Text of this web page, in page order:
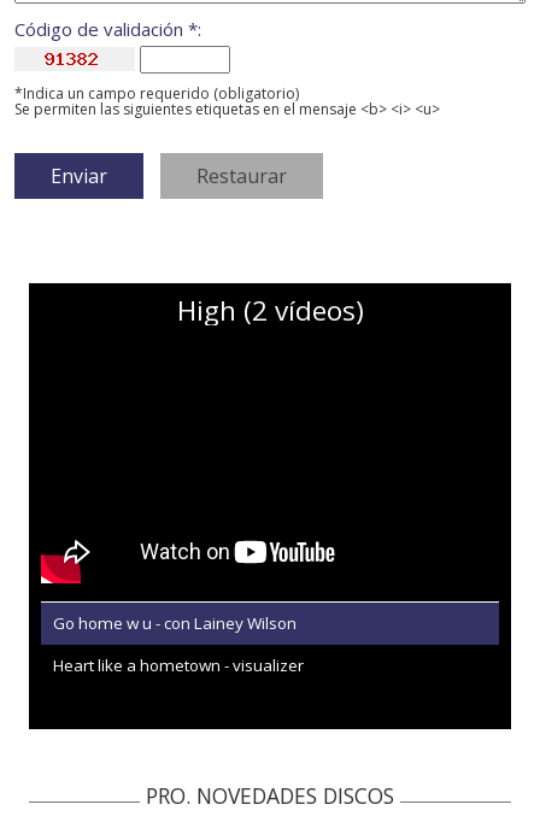
Código de validación *:
*Indica un campo requerido (obligatorio)
Se permiten las siguientes etiquetas en el mensaje <b> <i> <u>
High (2 vídeos)
Go home w u - con Lainey Wilson
Heart like a hometown - visualizer
PRO. NOVEDADES DISCOS